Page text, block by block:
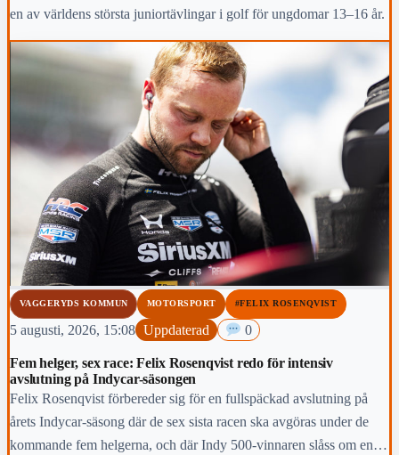
en av världens största juniortävlingar i golf för ungdomar 13–16 år.
VAGGERYDS KOMMUN MOTORSPORT #FELIX ROSENQVIST
5 augusti, 2026, 15:08 Uppdaterad 0
Fem helger, sex race: Felix Rosenqvist redo för intensiv
avslutning på Indycar-säsongen
Felix Rosenqvist förbereder sig för en fullspäckad avslutning på
årets Indycar-säsong där de sex sista racen ska avgöras under de
kommande fem helgerna, och där Indy 500-vinnaren slåss om en